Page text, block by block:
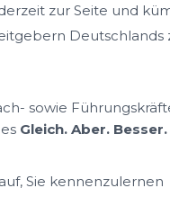
zur Seite und
Deutschlands
sowie
Gleich. Aber. Besser.
Sie kennenzulernen